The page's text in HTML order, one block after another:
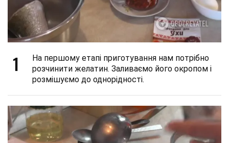
1
На першому етапі приготування нам потрібно
розчинити желатин. Заливаємо його окропом і
розмішуємо до однорідності.